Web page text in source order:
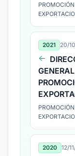
2021 20/
2183351
2020 12/